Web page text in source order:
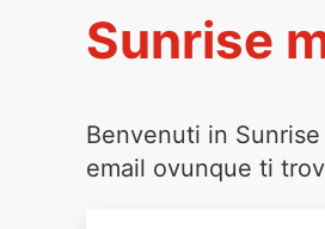
Sunrise
Benvenuti in
email ovunque ti